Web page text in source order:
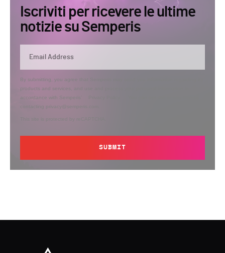
Iscriviti per ricevere le ultime
notizie su Semperis
By submitting, you agree that Semperis may send you information regarding its
products and services, and use and process your personal information in
accordance with Semperis’
contacting privacy@semperis.com.
This site is protected by reCAPTCHA.
SUBMIT